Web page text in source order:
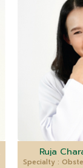
Ruja
Specialty :